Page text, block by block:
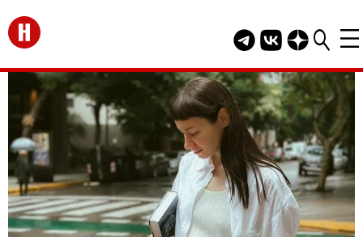
Перейти на главную
Telegram канал
Группа HELLO
Канал